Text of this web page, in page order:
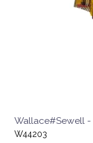
Wallace#Sewell
W44203